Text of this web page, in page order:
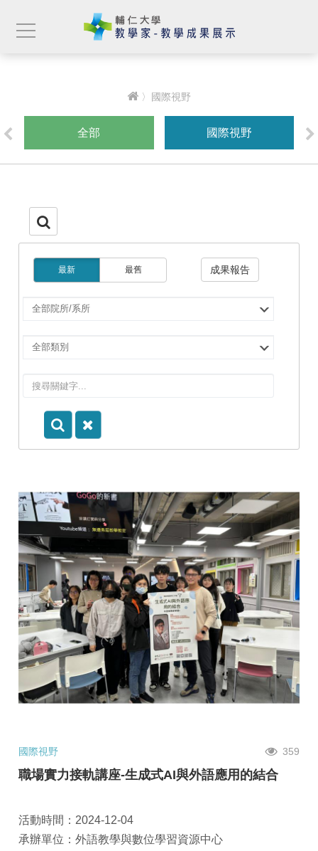
〉國際視野
全部 國際視野
最新 最舊 成果報告
選
所/
所
選
別
國際視野 359
職場實力接軌講座-生成式AI與外語應用的結合
活動時間：2024-12-04
承辦單位：外語教學與數位學習資源中心